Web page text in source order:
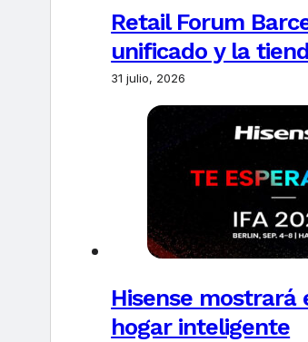
Retail Forum
unificado y la
31 julio, 2026
Hisense mostrará
hogar inteligente